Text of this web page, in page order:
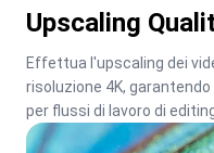
Upscaling
Effettua l'upscaling dei
risoluzione 4K,
per flussi di lavoro di